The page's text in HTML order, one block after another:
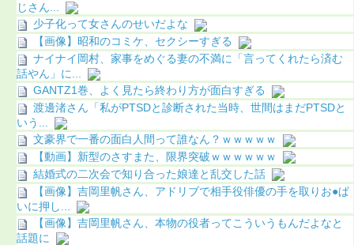
じさん...
少子化って女さんのせいだよな
【画像】昭和のコミケ、セクシーすぎる
ナイナイ岡村、家事をめぐる妻の不満に「言ってくれたら済む
話やん」に...
GANTZ1巻、よく見たら終わり方が面白すぎる
渡邊渚さん「私がPTSDと診断された当時、世間はまだPTSDと
いう...
文豪界で一番の面白人間って誰なん？ｗｗｗｗｗ
【動画】新型のさすまた、限界突破ｗｗｗｗｗｗ
結婚式の二次会で知り合った娘達と乱交した話
【画像】吉岡里帆さん、アドリブで相手役俳優の手を取りお●ぱ
いに押し...
【画像】吉岡里帆さん、本物の役者ってこういうもんだよなと
話題に